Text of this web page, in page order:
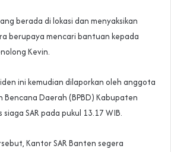
berada di lokasi dan menyaksikan
berupaya mencari bantuan kepada
Kevin.
ini kemudian dilaporkan oleh anggota
Bencana Daerah (BPBD) Kabupaten
SAR pada pukul 13.17 WIB.
Kantor SAR Banten segera